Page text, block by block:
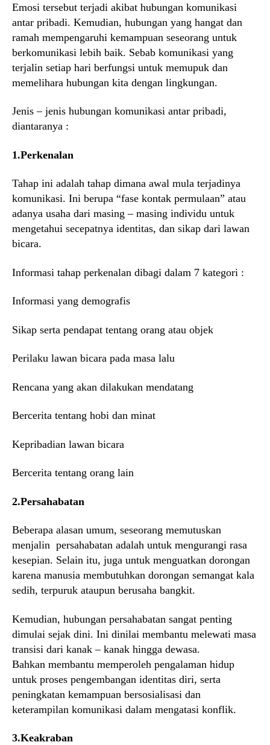
Emosi tersebut terjadi akibat hubungan komunikasi
antar pribadi. Kemudian, hubungan yang hangat dan
ramah mempengaruhi kemampuan seseorang untuk
berkomunikasi lebih baik. Sebab komunikasi yang
terjalin setiap hari berfungsi untuk memupuk dan
memelihara hubungan kita dengan lingkungan.
Jenis – jenis hubungan komunikasi antar pribadi,
diantaranya :
1.Perkenalan
Tahap ini adalah tahap dimana awal mula terjadinya
komunikasi. Ini berupa “fase kontak permulaan” atau
adanya usaha dari masing – masing individu untuk
mengetahui secepatnya identitas, dan sikap dari lawan
bicara.
Informasi tahap perkenalan dibagi dalam 7 kategori :
Informasi yang demografis
Sikap serta pendapat tentang orang atau objek
Perilaku lawan bicara pada masa lalu
Rencana yang akan dilakukan mendatang
Bercerita tentang hobi dan minat
Kepribadian lawan bicara
Bercerita tentang orang lain
2.Persahabatan
Beberapa alasan umum, seseorang memutuskan
menjalin persahabatan adalah untuk mengurangi rasa
kesepian. Selain itu, juga untuk menguatkan dorongan
karena manusia membutuhkan dorongan semangat kala
sedih, terpuruk ataupun berusaha bangkit.
Kemudian, hubungan persahabatan sangat penting
dimulai sejak dini. Ini dinilai membantu melewati masa
transisi dari kanak – kanak hingga dewasa.
Bahkan membantu memperoleh pengalaman hidup
untuk proses pengembangan identitas diri, serta
peningkatan kemampuan bersosialisasi dan
keterampilan komunikasi dalam mengatasi konflik.
3.Keakraban